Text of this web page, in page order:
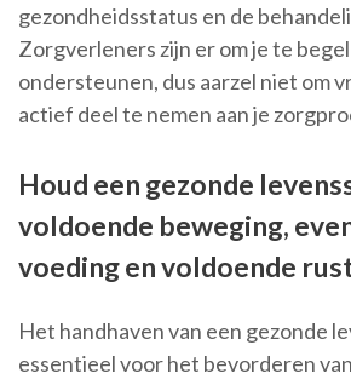
gezondheidsstatus en de
Zorgverleners zijn er om je te
ondersteunen, dus aarzel niet om
actief deel te nemen aan je
Houd een gezonde
voldoende beweging,
voeding en voldoende
Het handhaven van een gezonde
essentieel voor het bevorderen